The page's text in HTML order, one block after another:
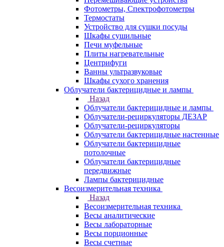
Фотометры, Спектрофотометры
Термостаты
Устройство для сушки посуды
Шкафы сушильные
Печи муфельные
Плиты нагревательные
Центрифуги
Ванны ультразвуковые
Шкафы сухого хранения
Облучатели бактерицидные и лампы
Назад
Облучатели бактерицидные и лампы
Облучатели-рециркуляторы ДЕЗАР
Облучатели-рециркуляторы
Облучатели бактерицидные настенные
Облучатели бактерицидные
потолочные
Облучатели бактерицидные
передвижные
Лампы бактерицидные
Весоизмерительная техника
Назад
Весоизмерительная техника
Весы аналитические
Весы лабораторные
Весы порционные
Весы счетные